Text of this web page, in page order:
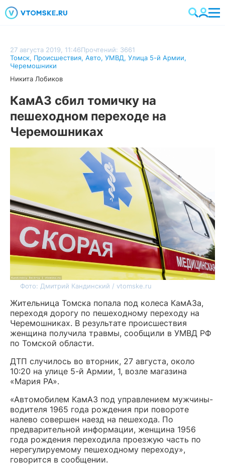
27 августа 2019, 11:46Прочтений: 3661
Томск, Происшествия, Авто, УМВД, Улица 5-й Армии,
Черемошники
Никита Лобиков
КамАЗ сбил томичку на
пешеходном переходе на
Черемошниках
Фото: Дмитрий Кандинский / vtomske.ru
Жительница Томска попала под колеса КамАЗа,
переходя дорогу по пешеходному переходу на
Черемошниках. В результате происшествия
женщина получила травмы, сообщили в УМВД РФ
по Томской области.
ДТП случилось во вторник, 27 августа, около
10:20 на улице 5-й Армии, 1, возле магазина
«Мария РА».
«Автомобилем КамАЗ под управлением мужчины-
водителя 1965 года рождения при повороте
налево совершен наезд на пешехода. По
предварительной информации, женщина 1956
года рождения переходила проезжую часть по
нерегулируемому пешеходному переходу»,
говорится в сообщении.